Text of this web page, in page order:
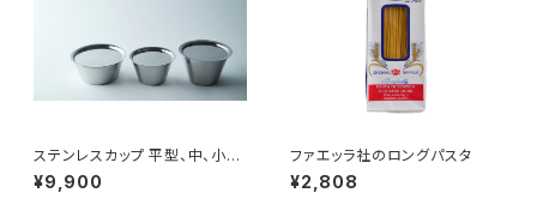
ステンレスカップ 平型、中、小、
蓋セット
¥9,900
ファエッラ社のロングパスタ
¥2,808